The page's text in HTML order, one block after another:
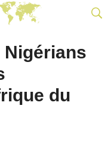
Nigérians
du